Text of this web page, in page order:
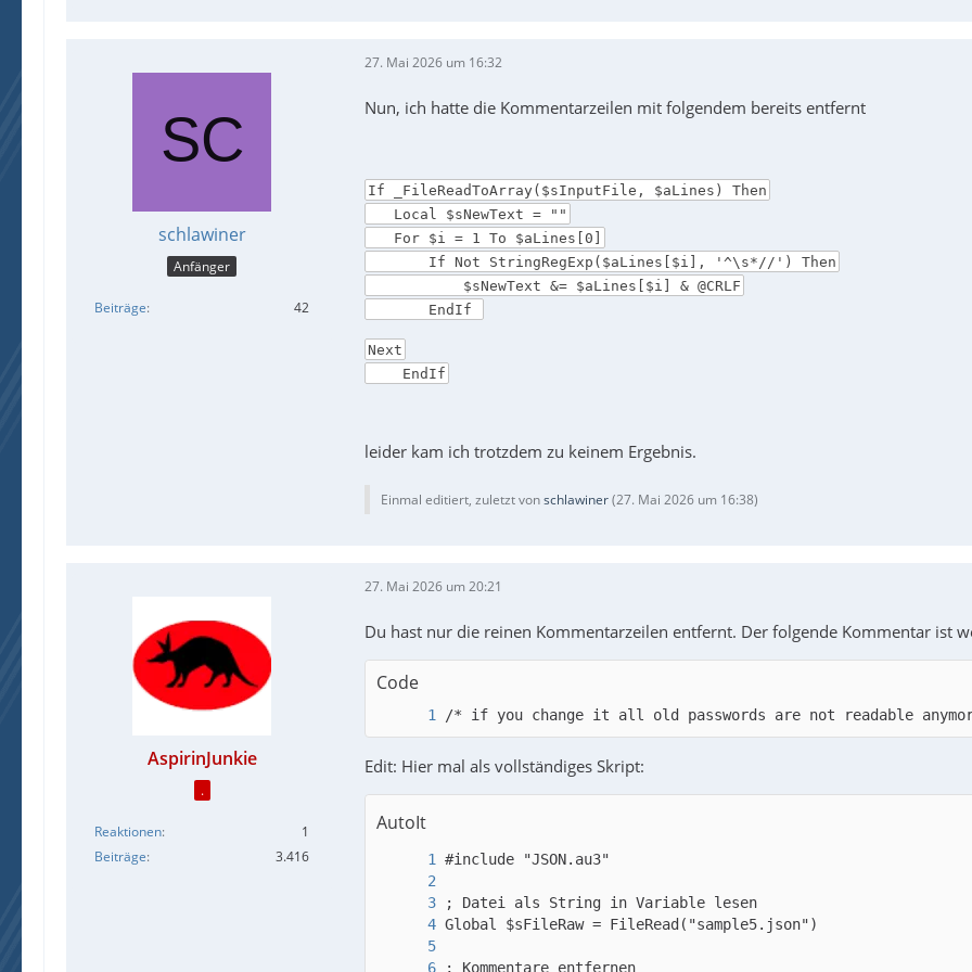
schlawiner
Anfänger
Beiträge 42
27. Mai 2026 um 16:32
Nun, ich hatte die Kommentarzeilen mit folgendem bereits entfernt
If _FileReadToArray($sInputFile, $aLines) Then
Local $sNewText = ""
For $i = 1 To $aLines[0]
If Not StringRegExp($aLines[$i], '^\s*//') Then
$sNewText &= $aLines[$i] & @CRLF
EndIf
Next
EndIf
leider kam ich trotzdem zu keinem Ergebnis.
Einmal editiert, zuletzt vonschlawiner(27. Mai 2026 um 16:38)
AspirinJunkie
.
Reaktionen
1
Beiträge
3.416
27. Mai 2026 um 20:21
Du hast nur die reinen Kommentarzeilen entfernt. Der folgende Kommentar ist
Code
/* if you change it all old passwords are not readable
Edit: Hier mal als vollständiges Skript:
AutoIt